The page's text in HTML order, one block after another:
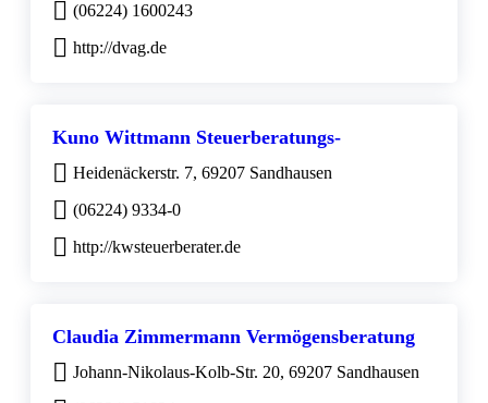
(06224) 1600243
http://dvag.de
Kuno Wittmann Steuerberatungs-
Heidenäckerstr. 7, 69207 Sandhausen
(06224) 9334-0
http://kwsteuerberater.de
Claudia Zimmermann Vermögensberatung
Johann-Nikolaus-Kolb-Str. 20, 69207 Sandhausen